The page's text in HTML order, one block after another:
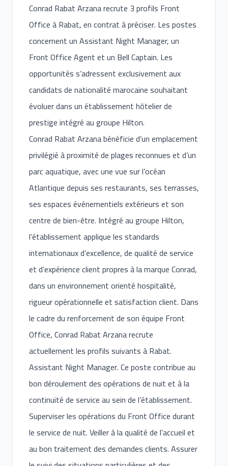
Conrad Rabat Arzana recrute 3 profils Front
Office à Rabat, en contrat à préciser. Les postes
concernent un Assistant Night Manager, un
Front Office Agent et un Bell Captain. Les
opportunités s’adressent exclusivement aux
candidats de nationalité marocaine souhaitant
évoluer dans un établissement hôtelier de
prestige intégré au groupe Hilton.
Conrad Rabat Arzana bénéficie d’un emplacement
privilégié à proximité de plages reconnues et d’un
parc aquatique, avec une vue sur l’océan
Atlantique depuis ses restaurants, ses terrasses,
ses espaces événementiels extérieurs et son
centre de bien-être. Intégré au groupe Hilton,
l’établissement applique les standards
internationaux d’excellence, de qualité de service
et d’expérience client propres à la marque Conrad,
dans un environnement orienté hospitalité,
rigueur opérationnelle et satisfaction client. Dans
le cadre du renforcement de son équipe Front
Office, Conrad Rabat Arzana recrute
actuellement les profils suivants à Rabat.
Assistant Night Manager. Ce poste contribue au
bon déroulement des opérations de nuit et à la
continuité de service au sein de l’établissement.
Superviser les opérations du Front Office durant
le service de nuit. Veiller à la qualité de l’accueil et
au bon traitement des demandes clients. Assurer